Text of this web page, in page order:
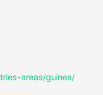
areas/guinea/